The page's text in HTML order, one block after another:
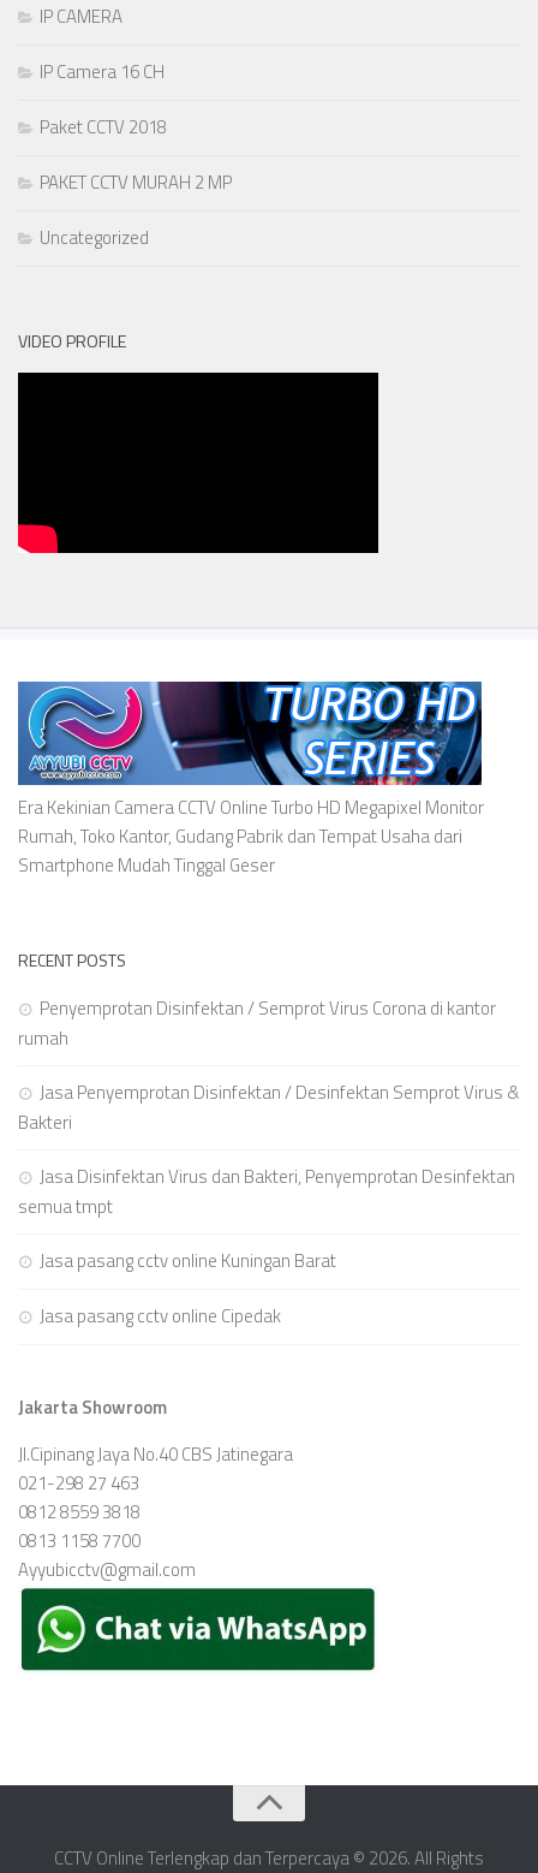
IP CAMERA
IP Camera 16 CH
Paket CCTV 2018
PAKET CCTV MURAH 2 MP
Uncategorized
VIDEO PROFILE
Era Kekinian Camera CCTV Online Turbo HD Megapixel Monitor
Rumah, Toko Kantor, Gudang Pabrik dan Tempat Usaha dari
Smartphone Mudah Tinggal Geser
RECENT POSTS
Penyemprotan Disinfektan / Semprot Virus Corona di kantor
rumah
Jasa Penyemprotan Disinfektan / Desinfektan Semprot Virus &
Bakteri
Jasa Disinfektan Virus dan Bakteri, Penyemprotan Desinfektan
semua tmpt
Jasa pasang cctv online Kuningan Barat
Jasa pasang cctv online Cipedak
Jakarta Showroom
Jl.Cipinang Jaya No.40 CBS Jatinegara
021-298 27 463
0812 8559 3818
0813 1158 7700
Ayyubicctv@gmail.com
CCTV Online Terlengkap dan Terpercaya © 2026. All Rights